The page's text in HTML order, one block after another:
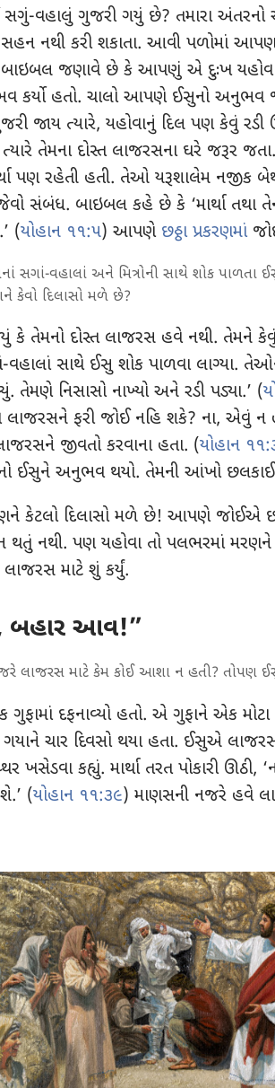
સગું-વહાલું ગુજરી ગયું છે? તમારા અંતરનો
નથી કરી શકાતા. આવી પળોમાં
જણાવે છે કે આપણું એ દુઃખ
કર્યો હતો. ચાલો આપણે ઈસુનો
જાય ત્યારે, યહોવાનું દિલ પણ કેવું
તેમના દોસ્ત લાજરસના ઘરે જરૂર
પણ રહેતી હતી. તેઓ યરૂશાલેમ નજીક
સંબંધ. બાઇબલ કહે છે કે ‘માર્થા તથા
(યોહાન ૧૧:૫) આપણે છઠ્ઠા પ્રકરણમાં
સગાં-વહાલાં અને મિત્રોની સાથે શોક પાળતા
દિલાસો મળે છે?
તેમનો દોસ્ત લાજરસ હવે નથી. તેમને
વહાલાં સાથે ઈસુ શોક પાળવા લાગ્યા.
નિસાસો નાખ્યો અને રડી પડ્યા.’ (
લાજરસને ફરી જોઈ નહિ શકે? ના, એવું ન
જીવતો કરવાના હતા. (યોહાન
ઈસુને અનુભવ થયો. તેમની આંખો
કેટલો દિલાસો મળે છે! આપણે જોઈએ
થતું નથી. પણ યહોવા તો પલભરમાં
માટે શું કર્યું.
બહાર આવ!”
લાજરસ માટે કેમ કોઈ આશા ન હતી? તોપણ
દફનાવ્યો હતો. એ ગુફાને એક મોટા
ચાર દિવસો થયા હતા. ઈસુએ
ખસેડવા કહ્યું. માર્થા તરત પોકારી ઊઠી,
(યોહાન ૧૧:૩૯) માણસની નજરે હવે